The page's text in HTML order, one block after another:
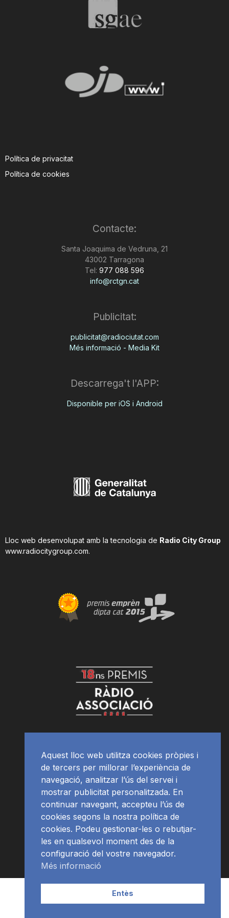
g
Política de privacitat
Política de cookies
Contacte:
Santa Joaquima de Vedruna, 21
43002 Tarragona
Tel: 977 088 596
info@rctgn.cat
Publicitat:
publicitat@radiociutat.com
Més informació - Media Kit
Descarrega't l'APP:
Disponible per iOS i Android
Lloc web desenvolupat amb la tecnologia de Radio City Group
www.radiocitygroup.com.
APP Programació
Aquest lloc web utilitza cookies pròpies i
de tercers per millorar l’experiència de
navegació, analitzar l’ús del servei i
mostrar publicitat personalitzada. En
continuar navegant, accepteu l’ús de
cookies segons la nostra política de
cookies. Podeu gestionar-les o rebutjar-
les en qualsevol moment des de la
configuració del vostre navegador.
Més informació
Entès